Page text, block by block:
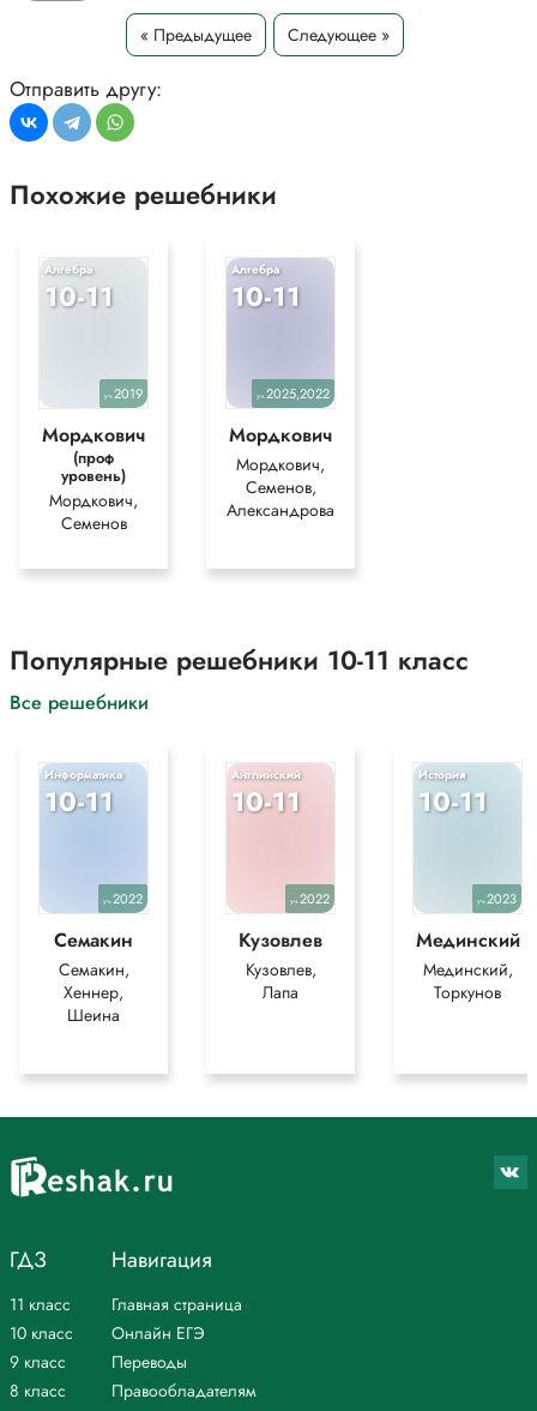
г) t2 = 0,02 с.
*Текст задания приводится исключительно в образовательных целях
для более полного понимания решения.
« Предыдущее Следующее »
Отправить другу:
Похожие решебники
Алгебра
10-11
уч.2019
Мордкович
(проф
уровень)
Мордкович,
Семенов
Алгебра
10-11
уч.2025,2022
Мордкович
Мордкович,
Семенов,
Александрова
Популярные решебники 10-11 класс
Все решебники
Информатика
10-11
уч.2022
Семакин
Семакин,
Хеннер,
Шеина
Английский
10-11
уч.2022
Кузовлев
Кузовлев,
Лапа
История
10-11
уч.2023
Мединский
Мединский,
Торкунов
ГДЗ
11 класс
10 класс
9 класс
8 класс
Навигация
Главная страница
Онлайн ЕГЭ
Переводы
Правообладателям